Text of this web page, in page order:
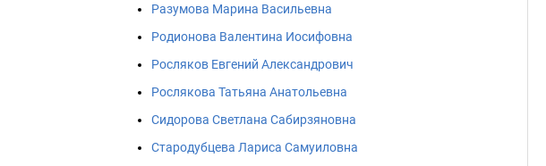
Разумова Марина Васильевна
Родионова Валентина Иосифовна
Росляков Евгений Александрович
Рослякова Татьяна Анатольевна
Сидорова Светлана Сабирзяновна
Стародубцева Лариса Самуиловна